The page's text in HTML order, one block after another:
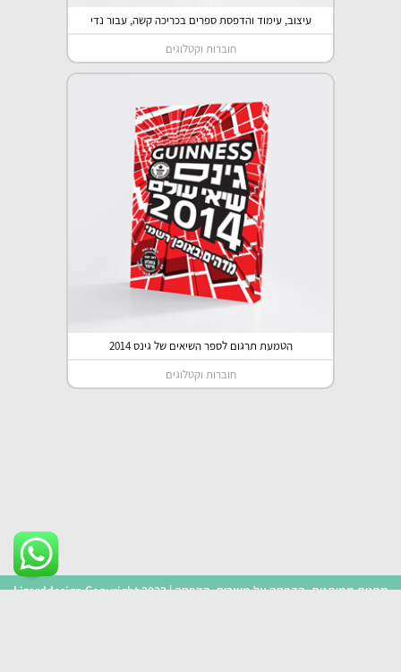
עיצוב, עימוד והדפסת ספרים בכריכה קשה, עבור נדי
חוברות וקטלוגים
הטמעת תרגום לספר השיאים של גינס 2014
חוברות וקטלוגים
Lizarddesign Copyright 2022 | מתנות ממותגות, הדפסה על מוצרים, הדפסה